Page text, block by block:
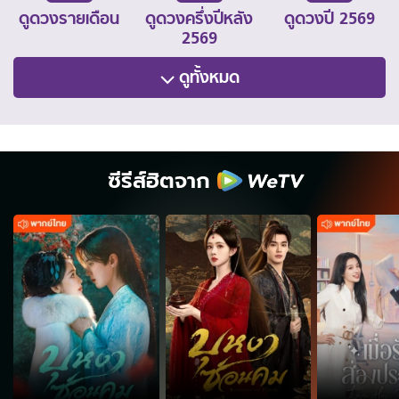
ดูดวงรายเดือน
ดูดวงครึ่งปีหลัง
2569
ดูดวงปี 2569
ดูทั้งหมด
ซีรีส์ฮิตจาก